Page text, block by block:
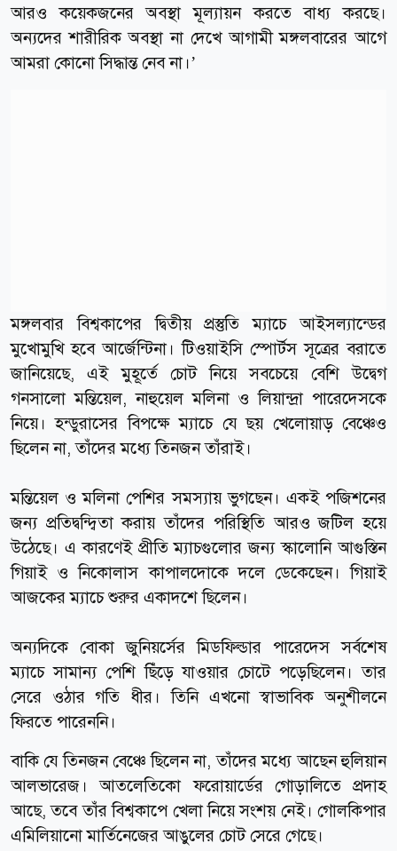
আরও কয়েকজনের অবস্থা মূল্যায়ন করতে বাধ্য করছে।
অন্যদের শারীরিক অবস্থা না দেখে আগামী মঙ্গলবারের আগে
আমরা কোনো সিদ্ধান্ত নেব না।’
মঙ্গলবার বিশ্বকাপের দ্বিতীয় প্রস্তুতি ম্যাচে আইসল্যান্ডের
মুখোমুখি হবে আর্জেন্টিনা। টিওয়াইসি স্পোর্টস সূত্রের বরাতে
জানিয়েছে, এই মুহূর্তে চোট নিয়ে সবচেয়ে বেশি উদ্বেগ
গনসালো মন্তিয়েল, নাহুয়েল মলিনা ও লিয়ান্দ্রা পারেদেসকে
নিয়ে। হন্ডুরাসের বিপক্ষে ম্যাচে যে ছয় খেলোয়াড় বেঞ্চেও
ছিলেন না, তাঁদের মধ্যে তিনজন তাঁরাই।
মন্তিয়েল ও মলিনা পেশির সমস্যায় ভুগছেন। একই পজিশনের
জন্য প্রতিদ্বন্দ্বিতা করায় তাঁদের পরিস্থিতি আরও জটিল হয়ে
উঠেছে। এ কারণেই প্রীতি ম্যাচগুলোর জন্য স্কালোনি আগুস্তিন
গিয়াই ও নিকোলাস কাপালদোকে দলে ডেকেছেন। গিয়াই
আজকের ম্যাচে শুরুর একাদশে ছিলেন।
অন্যদিকে বোকা জুনিয়র্সের মিডফিল্ডার পারেদেস সর্বশেষ
ম্যাচে সামান্য পেশি ছিঁড়ে যাওয়ার চোটে পড়েছিলেন। তার
সেরে ওঠার গতি ধীর। তিনি এখনো স্বাভাবিক অনুশীলনে
ফিরতে পারেননি।
বাকি যে তিনজন বেঞ্চে ছিলেন না, তাঁদের মধ্যে আছেন হুলিয়ান
আলভারেজ। আতলেতিকো ফরোয়ার্ডের গোড়ালিতে প্রদাহ
আছে, তবে তাঁর বিশ্বকাপে খেলা নিয়ে সংশয় নেই। গোলকিপার
এমিলিয়ানো মার্তিনেজের আঙুলের চোট সেরে গেছে।